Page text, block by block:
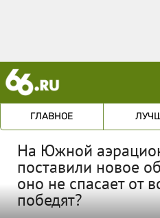
ГЛАВНОЕ
На Южной
поставили новое
оно не спасает от
победят?